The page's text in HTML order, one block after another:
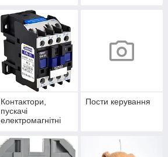
Контактори,
пускачі
електромагнітні
Пости керування